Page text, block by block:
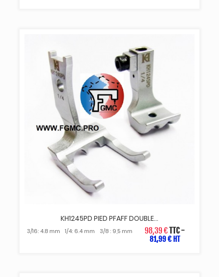
KH1245PD PIED PFAFF DOUBLE...
3/16: 4.8 mm 1/4: 6.4 mm 3/8 : 9,5 mm 98,39 €TTC-
81,99 € HT